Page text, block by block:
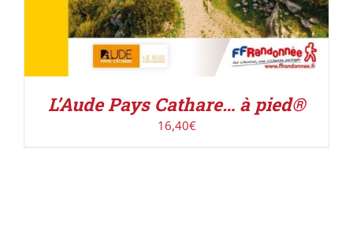
L’Aude Pays Cathare… à pied®
16,40€